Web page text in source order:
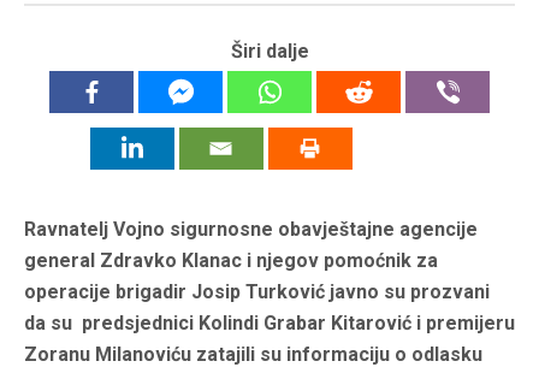
Širi dalje
Ravnatelj Vojno sigurnosne obavještajne agencije
general Zdravko Klanac i njegov pomoćnik za
operacije brigadir Josip Turković javno su prozvani
da su predsjednici Kolindi Grabar Kitarović i premijeru
Zoranu Milanoviću zatajili su informaciju o odlasku